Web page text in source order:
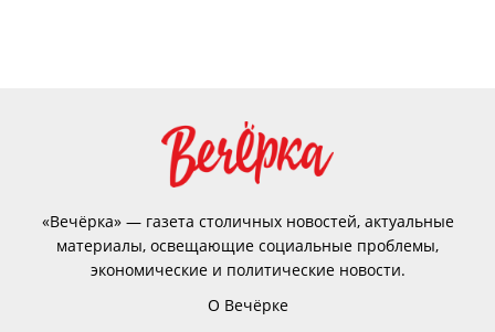
«Вечёрка» — газета столичных новостей, актуальные
материалы, освещающие социальные проблемы,
экономические и политические новости.
О Вечёрке